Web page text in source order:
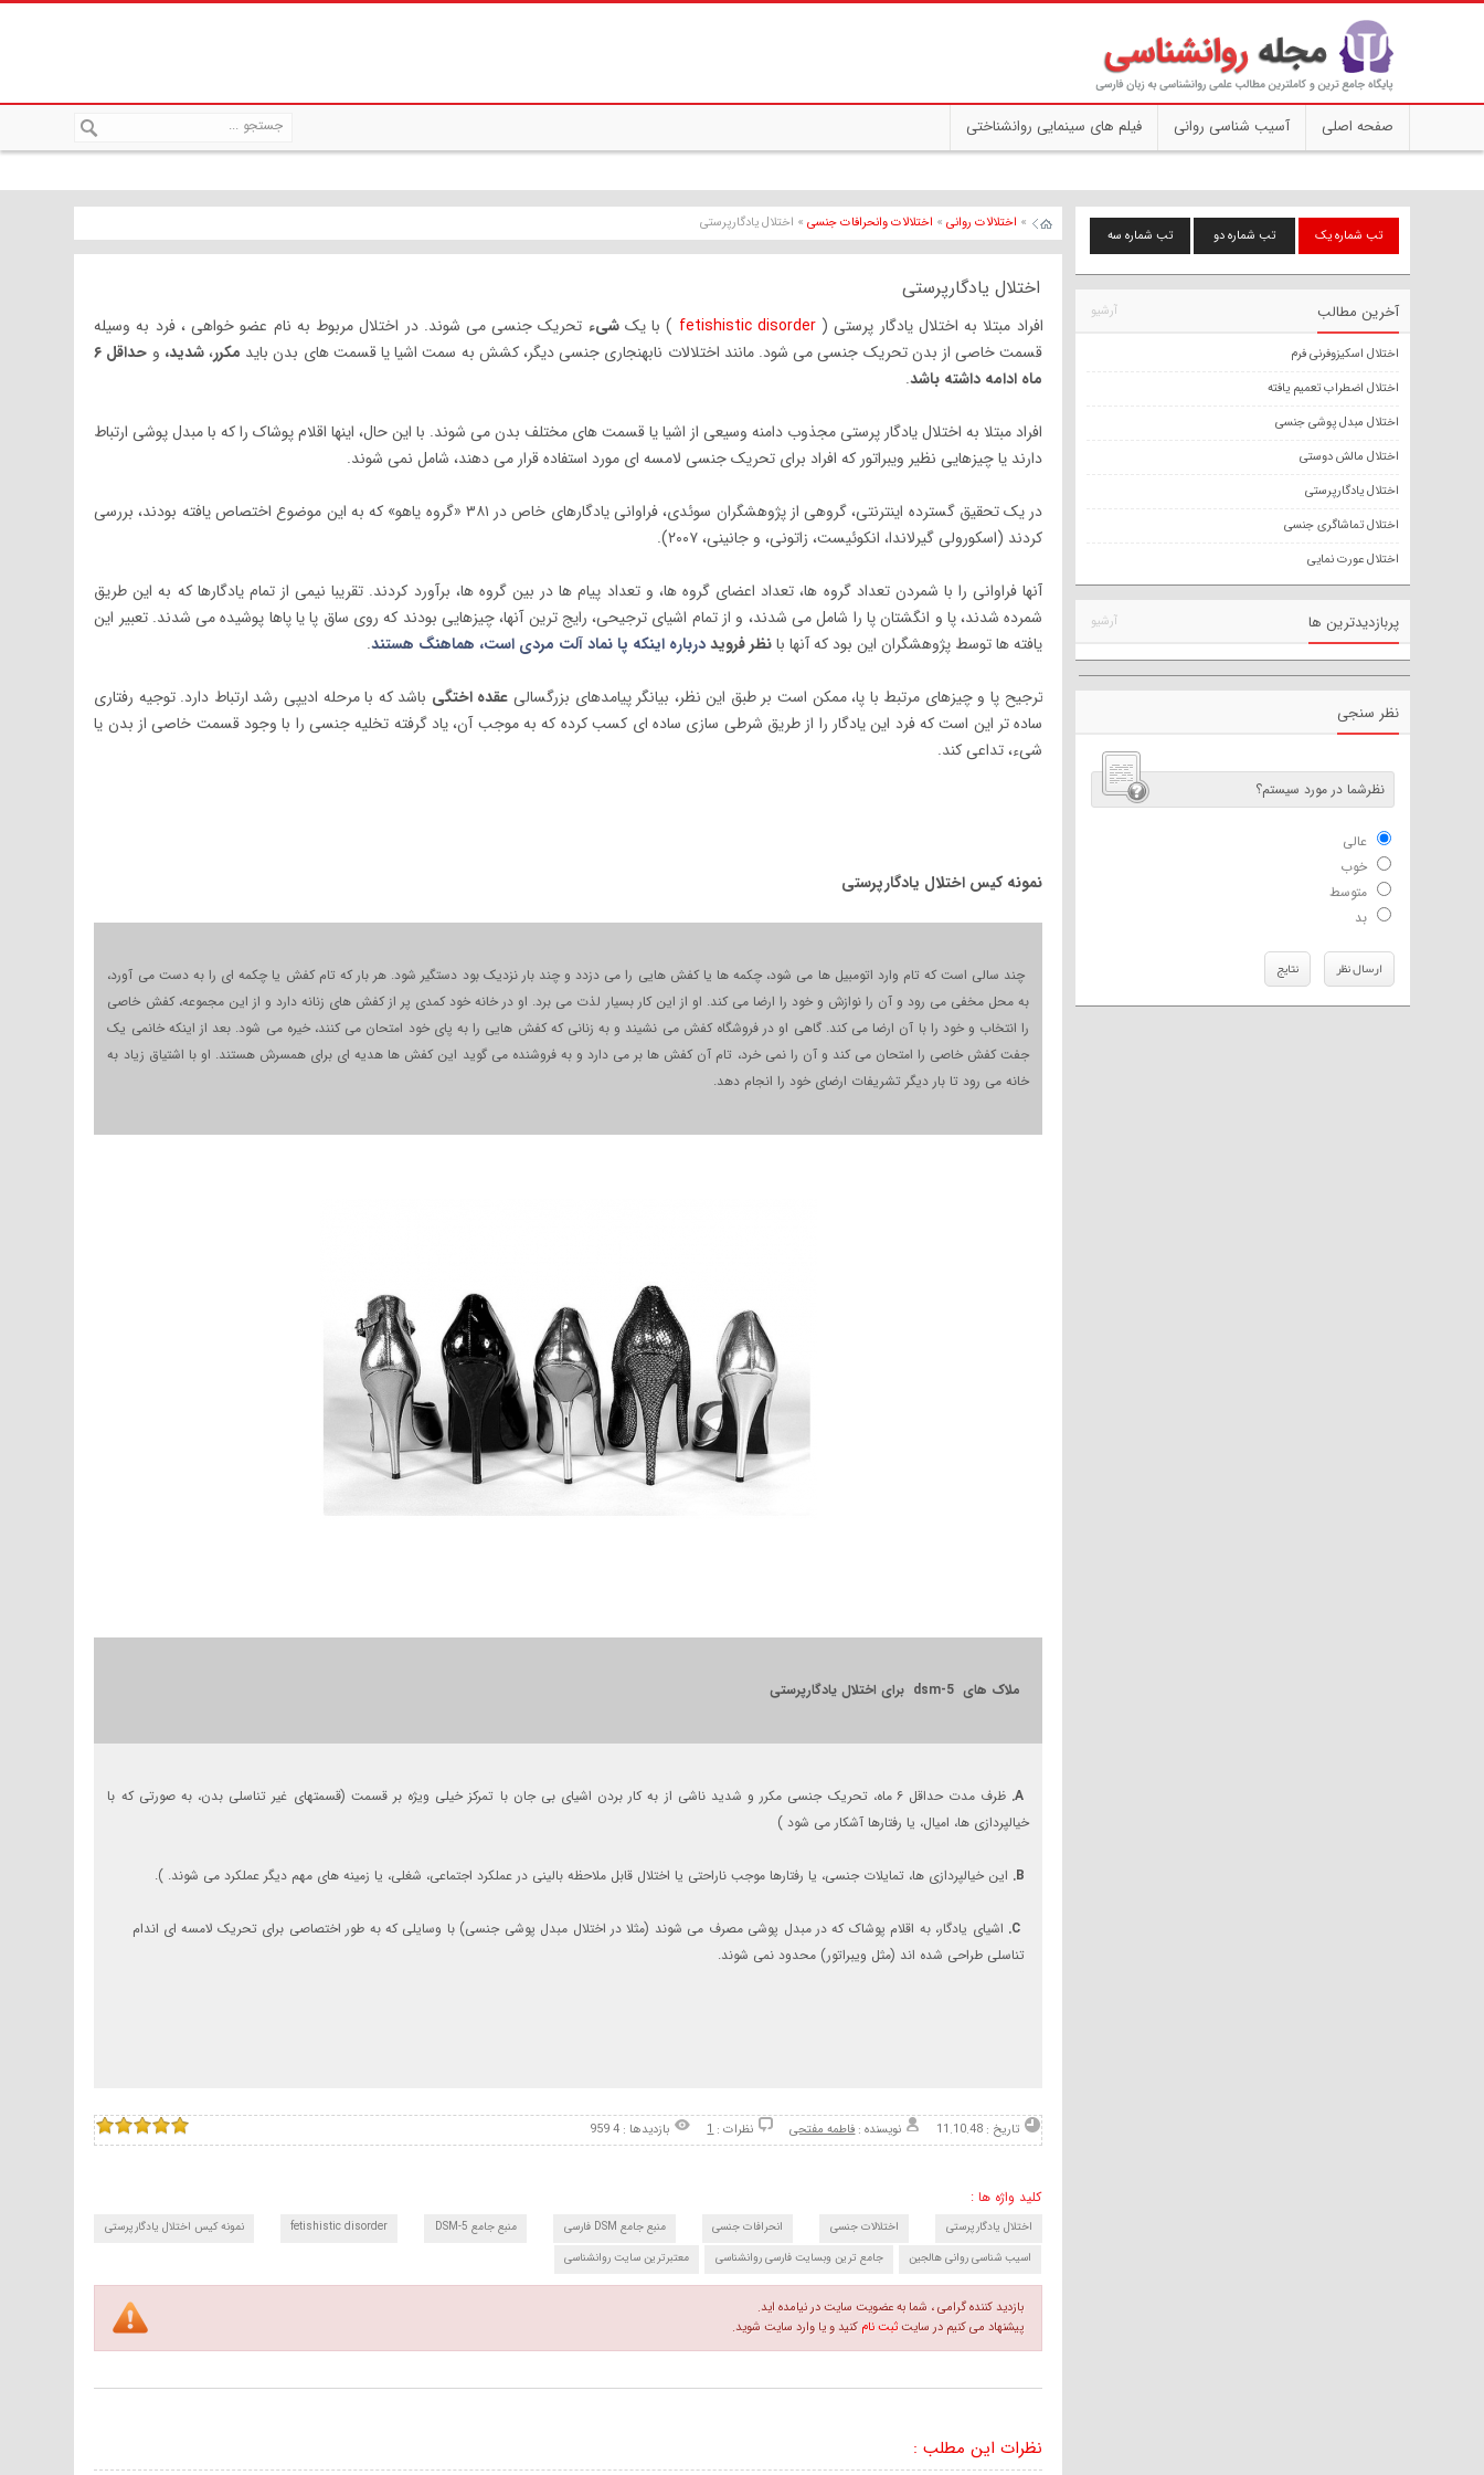
صفحه اصلی آسیب شناسی روانی فیلم های سینمایی روانشناختی
تب شماره یک تب شماره دو تب شماره سه
آخرین مطالب آرشیو
اختلال اسکیزوفرنی فرم
اختلال اضطراب تعمیم یافته
اختلال مبدل پوشی جنسی
اختلال مالش دوستی
اختلال یادگارپرستی
اختلال تماشاگری جنسی
اختلال عورت نمایی
پربازدیدترین ها آرشیو
نظر سنجی
نظرشما در مورد سیستم؟
عالی
خوب
متوسط
بد
ارسال نظر نتایج
» اختلالات روانی» اختلالات وانحرافات جنسی» اختلال یادگارپرستی
اختلال یادگارپرستی
افراد مبتلا به اختلال یادگار پرستی (fetishistic disorder ) با یکشیء تحریک جنسی می شوند. در اختلال مربوط به نام عضو خواهی ، فرد به وسیله
قسمت خاصی از بدن تحریک جنسی می شود. مانند اختلالات نابهنجاری جنسی دیگر، کشش به سمت اشیا یا قسمت های بدن باید مکرر،شدید، و
حداقل ۶
ماه ادامه داشته باشد.
افراد مبتلا به اختلال یادگار پرستی مجذوب دامنه وسیعی از اشیا یا قسمت های مختلف بدن می شوند. با این حال، اینها اقلام پوشاک را که با مبدل پوشی ارتباط
دارند یا چیزهایی نظیر ویبراتور که افراد برای تحریک جنسی لامسه ای مورد استفاده قرار می دهند، شامل نمی شوند.
در یک تحقیق گسترده اینترنتی، گروهی از پژوهشگران سوئدی، فراوانی یادگارهای خاص در ۳۸۱ «گروه یاهو» که به این موضوع اختصاص یافته بودند، بررسی
کردند (اسکورولی گیرلاندا، انکوئیست، زاتونی، و جانینی، ۲۰۰۷).
آنها فراوانی را با شمردن تعداد گروه ها، تعداد اعضای گروه ها، و تعداد پیام ها در بین گروه ها، برآورد کردند. تقریبا نیمی از تمام یادگارها که به این طریق
شمرده شدند، پا و انگشتان پا را شامل می شدند، و از تمام اشیای ترجیحی، رایج ترین آنها، چیزهایی بودند که روی ساق پا یا پاها پوشیده می شدند. تعبیر این
یافته ها توسط پژوهشگران این بود که آنها بانظر فروید درباره اینکه پا نماد آلت مردی است، هماهنگ هستند.
ترجیح پا و چیزهای مرتبط با پا، ممکن است بر طبق این نظر، بیانگر پیامدهای بزرگسالی عقده اختگی باشد که با مرحله ادیپی رشد ارتباط دارد. توجیه رفتاری
ساده تر این است که فرد این یادگار را از طریق شرطی سازی ساده ای کسب کرده که به موجب آن، یاد گرفته تخلیه جنسی را با وجود قسمت خاصی از بدن یا
شیء، تداعی کند.
نمونه کیس اختلال یادگارپرستی
چند سالی است که تام وارد اتومبیل ها می شود، چکمه ها یا کفش هایی را می دزدد و چند بار نزدیک بود دستگیر شود. هر بار که تام کفش یا چکمه ای را به دست می آورد،
به محل مخفی می رود و آن را نوازش و خود را ارضا می کند. او از این کار بسیار لذت می برد. او در خانه خود کمدی پر از کفش های زنانه دارد و از این مجموعه، کفش خاصی
را انتخاب و خود را با آن ارضا می کند. گاهی او در فروشگاه کفش می نشیند و به زنانی که کفش هایی را به پای خود امتحان می کنند، خیره می شود. بعد از اینکه خانمی یک
جفت کفش خاصی را امتحان می کند و آن را نمی خرد، تام آن کفش ها بر می دارد و به فروشنده می گوید این کفش ها هدیه ای برای همسرش هستند. او با اشتیاق زیاد به
خانه می رود تا بار دیگر تشریفات ارضای خود را انجام دهد.
ملاک های dsm-5 برای اختلال یادگارپرستی
ظرف مدت حداقل ۶ ماه، تحریک جنسی مکرر و شدید ناشی از به کار بردن اشیای بی جان با تمرکز خیلی ویژه بر قسمت (قسمتهای غیر تناسلی بدن، به صورتی که با
خیالپردازی ها، امیال، یا رفتارها آشکار می شود )
این خیالپردازی ها، تمایلات جنسی، یا رفتارها موجب ناراحتی یا اختلال قابل ملاحظه بالینی در عملکرد اجتماعی، شغلی، یا زمینه های مهم دیگر عملکرد می شوند. ).
C.
اشیای یادگار، به اقلام پوشاک که در مبدل پوشی مصرف می شوند (مثلا در اختلال مبدل پوشی جنسی) با وسایلی که به طور اختصاصی برای تحریک لامسه ای اندام
تناسلی طراحی شده اند (مثل ویبراتور) محدود نمی شوند.
تاریخ : 11.10.48 نویسنده :فاطمه مفتحی نظرات :1 بازدیدها : 4 959
کلید واژه ها :
اختلال یادگارپرستی اختلالات جنسی انحرافات جنسی منبع جامع DSM فارسی منبع جامع DSM-5 fetishistic disorder
نمونه کیس اختلال یادگارپرستی
اسیب شناسی روانی هالجین
جامع ترین وبسایت فارسی روانشناسی معتبرترین سایت روانشناسی
بازدید کننده گرامی ، شما به عضویت سایت در نیامده اید.
پیشنهاد می کنیم در سایتثبت نام کنید و یا وارد سایت شوید.
نظرات این مطلب :